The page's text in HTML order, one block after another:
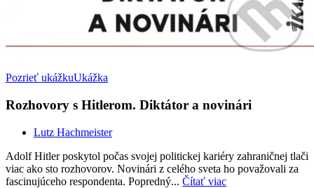
Pozrieť ukážkuUkážka
Rozhovory s Hitlerom. Diktátor a novinári
Lutz Hachmeister
Adolf Hitler poskytol počas svojej politickej kariéry zahraničnej tlači
viac ako sto rozhovorov. Novinári z celého sveta ho považovali za
fascinujúceho respondenta. Popredný... Čítať viac